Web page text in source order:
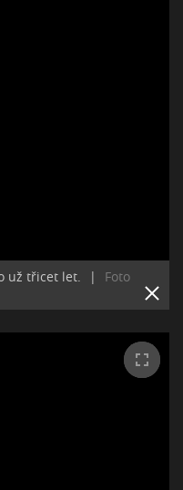
už třicet let. |
Foto